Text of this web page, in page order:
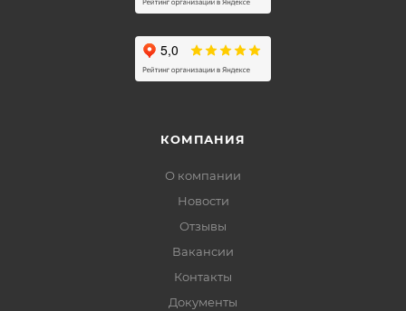
КОМПАНИЯ
О компании
Новости
Отзывы
Вакансии
Контакты
Документы